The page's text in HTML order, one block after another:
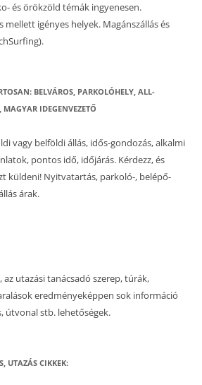
és örökzöld témák ingyenesen.
mellett igényes helyek. Magánszállás és
BELVÁROS, PARKOLÓHELY, ALL-
IDEGENVEZETŐ
vagy belföldi állás, idős-gondozás, alkalmi
pontos idő, időjárás. Kérdezz, és
küldeni! Nyitvatartás, parkoló-, belépő-
árak.
utazási tanácsadó szerep, túrák,
eredményeképpen sok információ
útvonal stb. lehetőségek.
UTAZÁS CIKKEK: